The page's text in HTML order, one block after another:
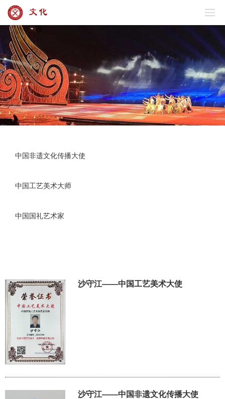
中国非遗文化传播大使
中国工艺美术大师
中国国礼艺术家
沙守江——中国工艺美术大使
沙守江——中国非遗文化传播大使